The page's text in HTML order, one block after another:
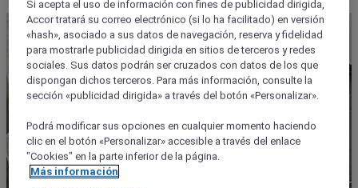
Si acepta el uso de información con fines de publicidad dirigida,
Accor tratará su correo electrónico (si lo ha facilitado) en versión
«hash», asociado a sus datos de navegación, reserva y fidelidad
para mostrarle publicidad dirigida en sitios de terceros y redes
sociales. Sus datos podrán ser cruzados con datos de los que
dispongan dichos terceros. Para más información, consulte la
sección «publicidad dirigida» a través del botón «Personalizar».
Podrá modificar sus opciones en cualquier momento haciendo
clic en el botón «Personalizar» accesible a través del enlace
"Cookies" en la parte inferior de la página.
Más información